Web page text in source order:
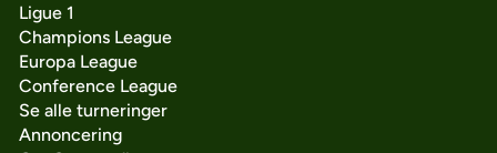
Ligue 1
Champions League
Europa League
Conference League
Se alle turneringer
Annoncering